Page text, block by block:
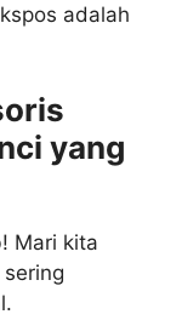
adalah
yang
Mari kita